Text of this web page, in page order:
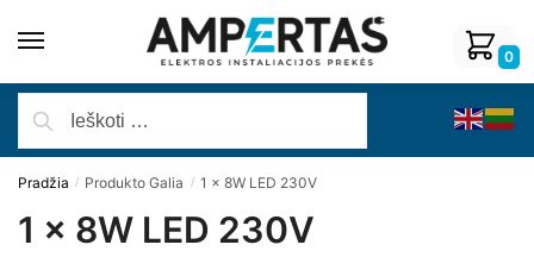
0
Pradžia / Produkto Galia / 1 x 8W LED 230V
1 x 8W LED 230V